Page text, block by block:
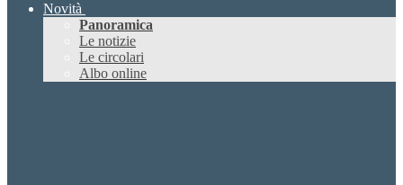
Novità
Panoramica
Le notizie
Le circolari
Albo online